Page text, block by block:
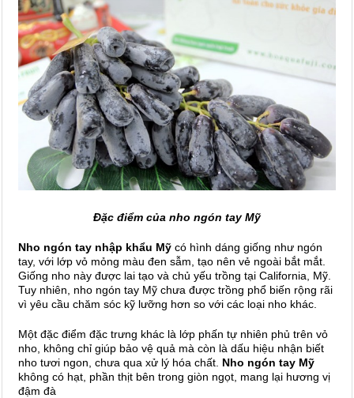
Đặc điểm của nho ngón tay Mỹ
Nho ngón tay nhập khẩu Mỹ có hình dáng giống như ngón
tay, với lớp vỏ mỏng màu đen sẫm, tạo nên vẻ ngoài bắt mắt.
Giống nho này được lai tạo và chủ yếu trồng tại California, Mỹ.
Tuy nhiên, nho ngón tay Mỹ chưa được trồng phổ biến rộng rãi
vì yêu cầu chăm sóc kỹ lưỡng hơn so với các loại nho khác.
Một đặc điểm đặc trưng khác là lớp phấn tự nhiên phủ trên vỏ
nho, không chỉ giúp bảo vệ quả mà còn là dấu hiệu nhận biết
nho tươi ngon, chưa qua xử lý hóa chất. Nho ngón tay Mỹ
không có hạt, phần thịt bên trong giòn ngọt, mang lại hương vị
đậm đà